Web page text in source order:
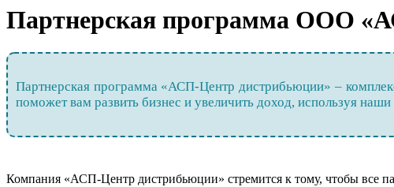
Партнерская программа ООО
Партнерская программа «АСП-Центр дистрибьюции» –
поможет вам развить бизнес и увеличить доход, используя
Компания «АСП-Центр дистрибьюции» стремится к тому, чтобы все